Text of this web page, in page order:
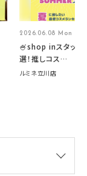
2026.06.08 Mon
🍧shop inスタッフ
選！推しコス
summer2026開催
ルミネ立川店